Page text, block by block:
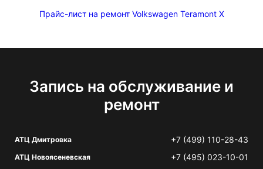
Прайс-лист на ремонт Volkswagen Teramont X
Запись на обслуживание и
ремонт
АТЦ Дмитровка +7 (499) 110-28-43
АТЦ Новоясеневская +7 (495) 023-10-01